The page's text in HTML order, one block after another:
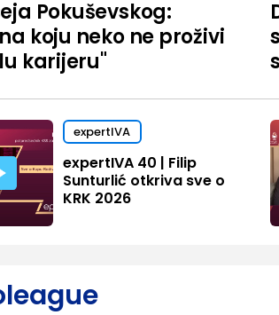
Pokuševskog:
koju neko ne proživi
karijeru"
expertIVA
expertIVA 40 | Filip
Sunturlić otkriva sve o
KRK 2026